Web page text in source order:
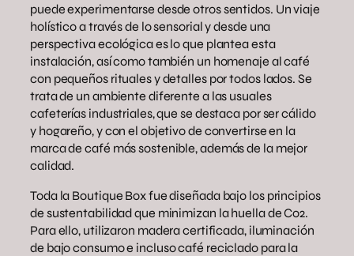
puede experimentarse desde otros sentidos. Un viaje
holístico a través de lo sensorial y desde una
perspectiva ecológica es lo que plantea esta
instalación, así como también un homenaje al café
con pequeños rituales y detalles por todos lados. Se
trata de un ambiente diferente a las usuales
cafeterías industriales, que se destaca por ser cálido
y hogareño, y con el objetivo de convertirse en la
marca de café más sostenible, además de la mejor
calidad.
Toda la Boutique Box fue diseñada bajo los principios
de sustentabilidad que minimizan la huella de Co2.
Para ello, utilizaron madera certificada, iluminación
de bajo consumo e incluso café reciclado para la